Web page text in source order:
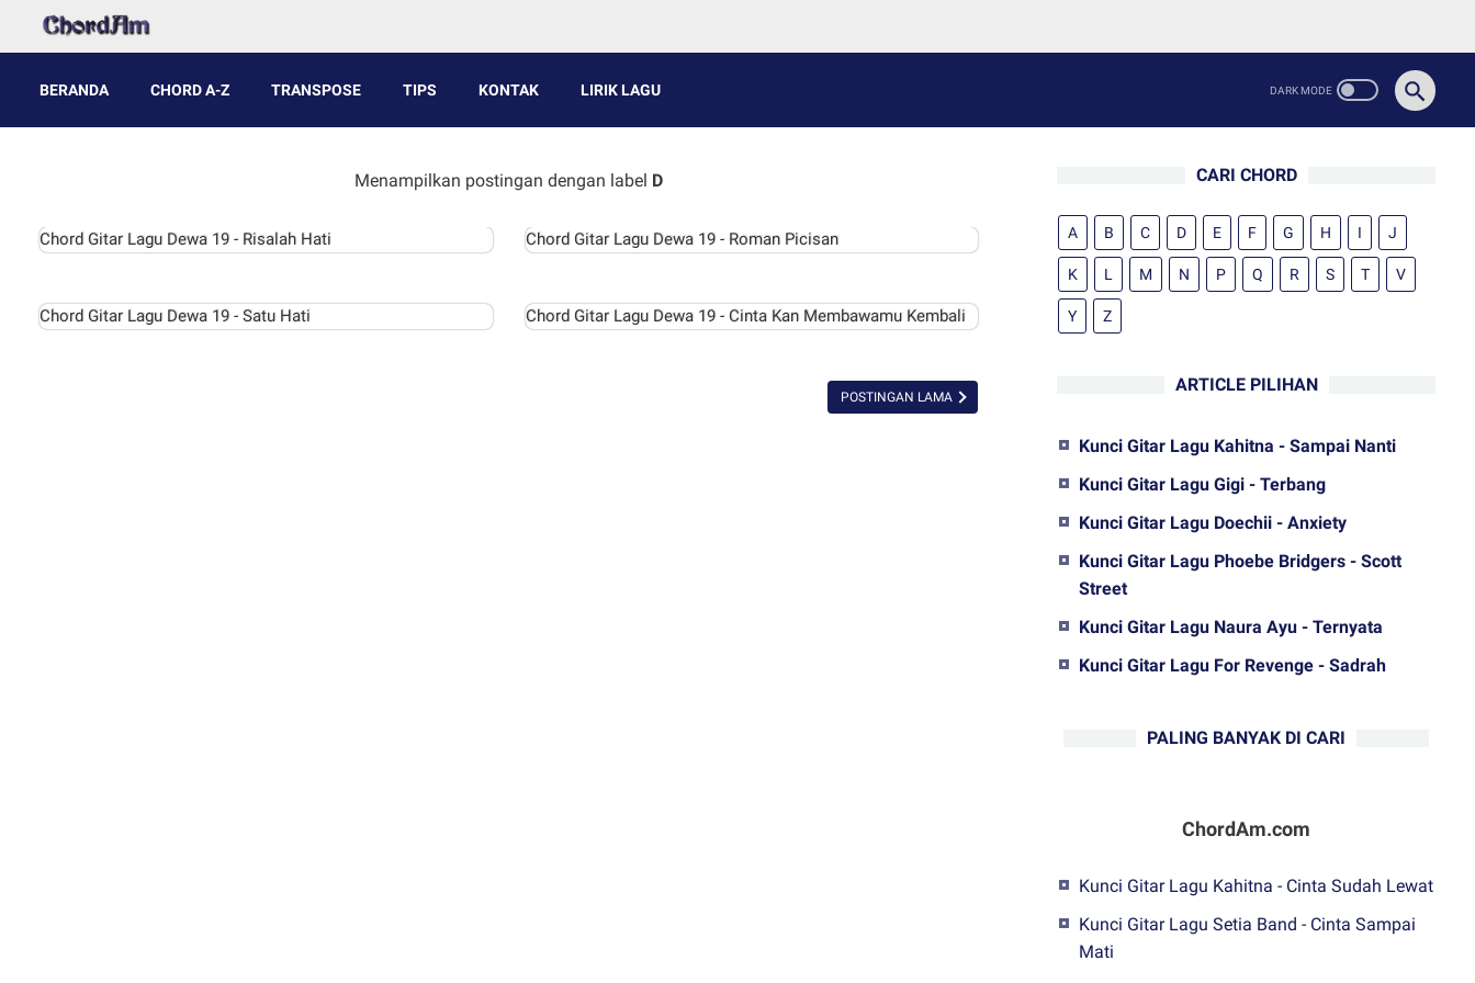
BERANDA CHORD A-Z TRANSPOSE TIPS KONTAK LIRIK LAGU
Menampilkan postingan dengan label D
Chord Gitar Lagu Dewa 19 - Risalah Hati Chord Gitar Lagu Dewa 19 - Roman Picisan
Chord Gitar Lagu Dewa 19 - Satu Hati Chord Gitar Lagu Dewa 19 - Cinta Kan Membawamu Kembali
POSTINGAN LAMA
CARI CHORD
A B C D E F G H I J
K L M N P Q R S T V
Y Z
ARTICLE PILIHAN
Kunci Gitar Lagu Kahitna - Sampai Nanti
Kunci Gitar Lagu Gigi - Terbang
Kunci Gitar Lagu Doechii - Anxiety
Kunci Gitar Lagu Phoebe Bridgers - Scott
Street
Kunci Gitar Lagu Naura Ayu - Ternyata
Kunci Gitar Lagu For Revenge - Sadrah
PALING BANYAK DI CARI
ChordAm.com
Kunci Gitar Lagu Kahitna - Cinta Sudah Lewat
Kunci Gitar Lagu Setia Band - Cinta Sampai
Mati